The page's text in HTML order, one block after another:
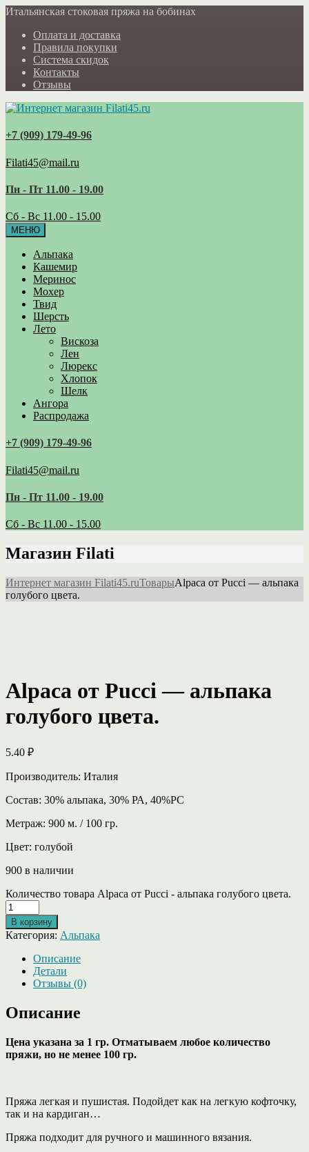
Итальянская стоковая пряжа на бобинах
Оплата и доставка
Правила покупки
Система скидок
Контакты
Отзывы
+7 (909) 179‑49-96
Filati45@mail.ru
Пн - Пт 11.00 - 19.00
Сб - Вс 11.00 - 15.00
МЕНЮ
Альпака
Кашемир
Меринос
Мохер
Твид
Шерсть
Лето
Вискоза
Лен
Люрекс
Хлопок
Шелк
Ангора
Распродажа
+7 (909) 179‑49-96
Filati45@mail.ru
Пн - Пт 11.00 - 19.00
Сб - Вс 11.00 - 15.00
Магазин Filati
Интернет магазин Filati45.ruТоварыAlpaca от Pucci — альпака
голубого цвета.
Alpaca от Pucci — альпака
голубого цвета.
5.40 ₽
Производитель: Италия
Состав: 30% альпака, 30% РА, 40%РС
Метраж: 900 м. / 100 гр.
Цвет: голубой
900 в наличии
Количество товара Alpaca от Pucci - альпака голубого цвета.
В корзину
Категория: Альпака
Описание
Детали
Отзывы (0)
Описание
Цена указана за 1 гр. Отматываем любое количество
пряжи, но не менее 100 гр.
Пряжа легкая и пушистая. Подойдет как на легкую кофточку,
так и на кардиган…
Пряжа подходит для ручного и машинного вязания.